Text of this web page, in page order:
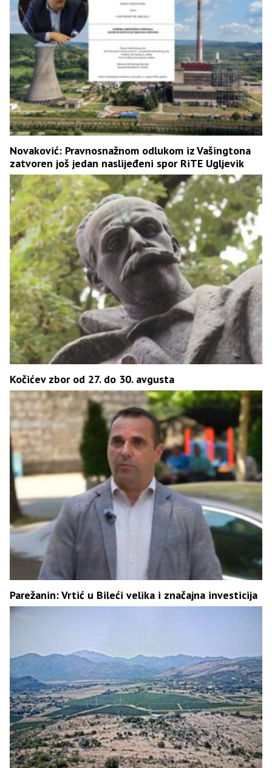
Novaković: Pravnosnažnom odlukom iz Vašingtona
zatvoren još jedan naslijeđeni spor RiTE Ugljevik
Kočićev zbor od 27. do 30. avgusta
Parežanin: Vrtić u Bileći velika i značajna investicija